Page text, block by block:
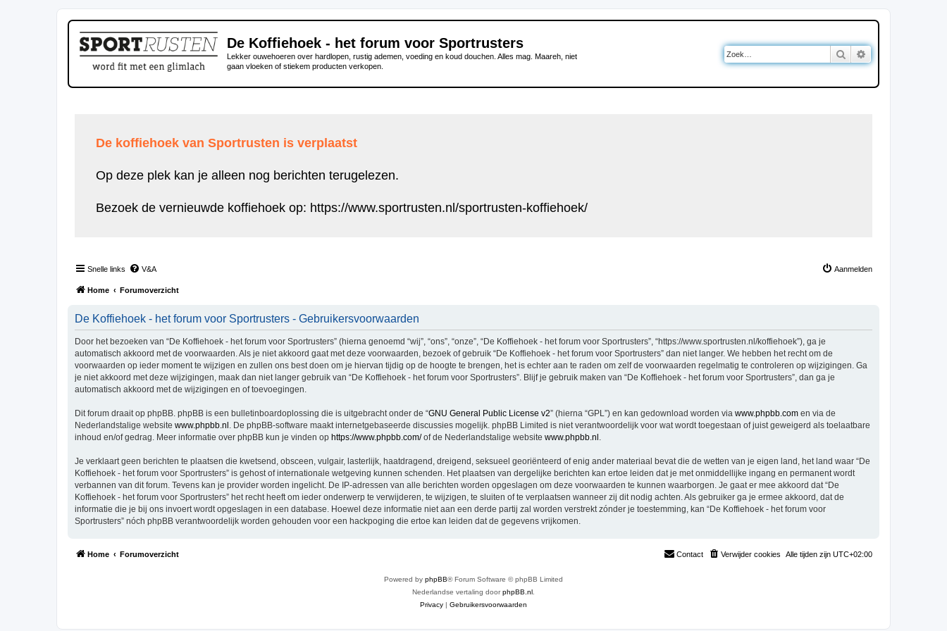
De Koffiehoek - het forum voor Sportrusters
Lekker ouwehoeren over hardlopen, rustig ademen, voeding en koud douchen. Alles mag. Maareh, niet
gaan vloeken of stiekem producten verkopen.
Zoek
De koffiehoek van Sportrusten is verplaatst
Op deze plek kan je alleen nog berichten terugelezen.
Bezoek de vernieuwde koffiehoek op: https://www.sportrusten.nl/sportrusten-koffiehoek/
Snelle links V&A Aanmelden
Home Forumoverzicht
De Koffiehoek - het forum voor Sportrusters - Gebruikersvoorwaarden
Door het bezoeken van “De Koffiehoek - het forum voor Sportrusters” (hierna genoemd “wij”, “ons”, “onze”, “De Koffiehoek - het forum voor Sportrusters”, “https://www.sportrusten.nl/koffiehoek”), ga je
automatisch akkoord met de voorwaarden. Als je niet akkoord gaat met deze voorwaarden, bezoek of gebruik “De Koffiehoek - het forum voor Sportrusters” dan niet langer. We hebben het recht om de
voorwaarden op ieder moment te wijzigen en zullen ons best doen om je hiervan tijdig op de hoogte te brengen, het is echter aan te raden om zelf de voorwaarden regelmatig te controleren op wijzigingen. Ga
je niet akkoord met deze wijzigingen, maak dan niet langer gebruik van “De Koffiehoek - het forum voor Sportrusters”. Blijf je gebruik maken van “De Koffiehoek - het forum voor Sportrusters”, dan ga je
automatisch akkoord met de wijzigingen en of toevoegingen.
Dit forum draait op phpBB. phpBB is een bulletinboardoplossing die is uitgebracht onder de “GNU General Public License v2” (hierna “GPL”) en kan gedownload worden via www.phpbb.com en via de
Nederlandstalige website www.phpbb.nl . De phpBB-software maakt internetgebaseerde discussies mogelijk. phpBB Limited is niet verantwoordelijk voor wat wordt toegestaan of juist geweigerd als toelaatbare
inhoud en/of gedrag. Meer informatie over phpBB kun je vinden op https://www.phpbb.com/of de Nederlandstalige website www.phpbb.nl
Je verklaart geen berichten te plaatsen die kwetsend, obsceen, vulgair, lasterlijk, haatdragend, dreigend, seksueel georiënteerd of enig ander materiaal bevat die de wetten van je eigen land, het land waar “De
Koffiehoek - het forum voor Sportrusters” is gehost of internationale wetgeving kunnen schenden. Het plaatsen van dergelijke berichten kan ertoe leiden dat je met onmiddellijke ingang en permanent wordt
verbannen van dit forum. Tevens kan je provider worden ingelicht. De IP-adressen van alle berichten worden opgeslagen om deze voorwaarden te kunnen waarborgen. Je gaat er mee akkoord dat “De
Koffiehoek - het forum voor Sportrusters” het recht heeft om ieder onderwerp te verwijderen, te wijzigen, te sluiten of te verplaatsen wanneer zij dit nodig achten. Als gebruiker ga je ermee akkoord, dat de
informatie die je bij ons invoert wordt opgeslagen in een database. Hoewel deze informatie niet aan een derde partij zal worden verstrekt zónder je toestemming, kan “De Koffiehoek - het forum voor
Sportrusters” nóch phpBB verantwoordelijk worden gehouden voor een hackpoging die ertoe kan leiden dat de gegevens vrijkomen.
Home Forumoverzicht Alle tijden zijn UTC+02:00
Verwijder cookies
Contact
Powered by phpBB® Forum Software © phpBB Limited
Nederlandse vertaling doorphpBB.nl
Privacy | Gebruikersvoorwaarden